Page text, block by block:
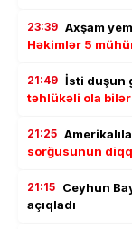
23:39 Axşam
Həkimlər 5
21:49 İsti duşun
təhlükəli ola bilər
21:25
sorğusunun
21:15 Ceyhun
açıqladı